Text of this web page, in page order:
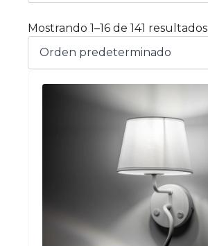
Mostrando 1–16 de 141 resultados